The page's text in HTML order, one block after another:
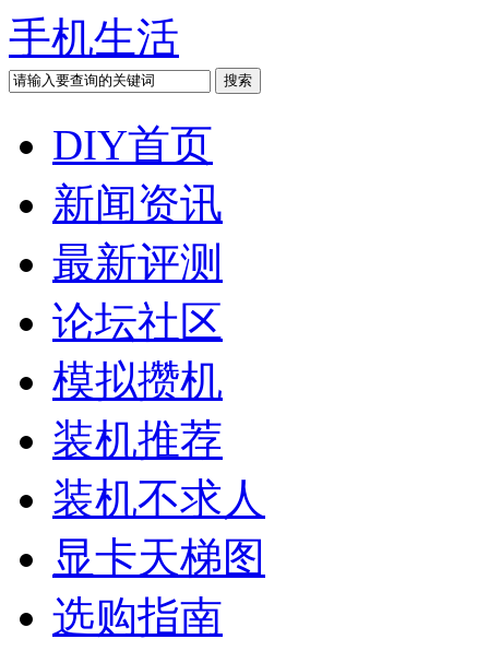
手机生活
DIY首页
新闻资讯
最新评测
论坛社区
模拟攒机
装机推荐
装机不求人
显卡天梯图
选购指南